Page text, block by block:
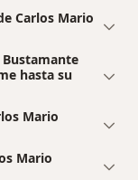
Carlos Mario
Bustamante
hasta su
Mario
Mario